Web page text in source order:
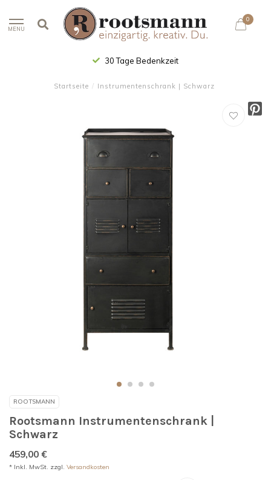
MENU
0
30 Tage Bedenkzeit
Startseite / Instrumentenschrank | Schwarz
ROOTSMANN
Rootsmann Instrumentenschrank |
Schwarz
459,00 €
* Inkl. MwSt. zzgl. Versandkosten